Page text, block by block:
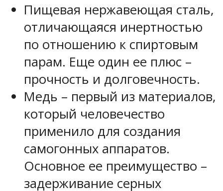
Пищевая нержавеющая сталь,
отличающаяся инертностью
по отношению к спиртовым
парам. Еще один ее плюс –
прочность и долговечность.
Медь – первый из материалов,
который человечество
применило для создания
самогонных аппаратов.
Основное ее преимущество –
задерживание серных